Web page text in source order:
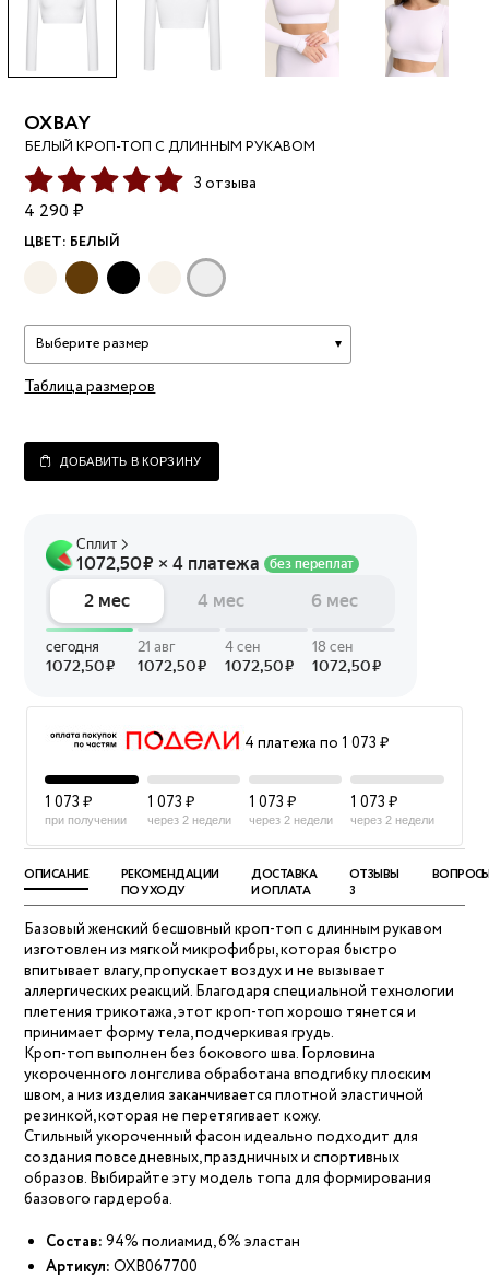
OXBAY
БЕЛЫЙ КРОП-ТОП С ДЛИННЫМ РУКАВОМ
3 отзыва
4 290 ₽
ЦВЕТ: БЕЛЫЙ
Выберите размер
Таблица размеров
ДОБАВИТЬ В КОРЗИНУ
4 платежа по 1 073 ₽
1 073 ₽
при получении
1 073 ₽
через 2 недели
1 073 ₽
через 2 недели
1 073 ₽
через 2 недели
ОПИСАНИЕ
РЕКОМЕНДАЦИИ
ПО УХОДУ
ДОСТАВКА
И ОПЛАТА
ОТЗЫВЫ
3
Базовый женский бесшовный кроп-топ с длинным рукавом
изготовлен из мягкой микрофибры, которая быстро
впитывает влагу, пропускает воздух и не вызывает
аллергических реакций. Благодаря специальной технологии
плетения трикотажа, этот кроп-топ хорошо тянется и
принимает форму тела, подчеркивая грудь.
Кроп-топ выполнен без бокового шва. Горловина
укороченного лонгслива обработана вподгибку плоским
швом, а низ изделия заканчивается плотной эластичной
резинкой, которая не перетягивает кожу.
Стильный укороченный фасон идеально подходит для
создания повседневных, праздничных и спортивных
образов. Выбирайте эту модель топа для формирования
базового гардероба.
Состав: 94% полиамид, 6% эластан
Артикул: OXB067700